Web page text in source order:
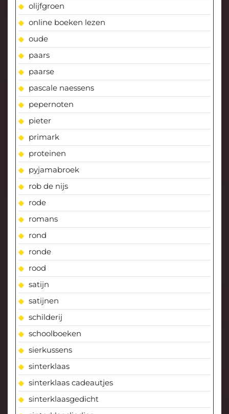
olijfgroen
online boeken lezen
oude
paars
paarse
pascale naessens
pepernoten
pieter
primark
proteinen
pyjamabroek
rob de nijs
rode
romans
rond
ronde
rood
satijn
satijnen
schilderij
schoolboeken
sierkussens
sinterklaas
sinterklaas cadeautjes
sinterklaasgedicht